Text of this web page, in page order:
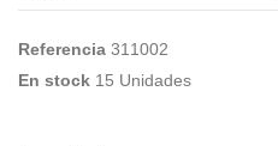
Referencia 311002
En stock 15 Unidades